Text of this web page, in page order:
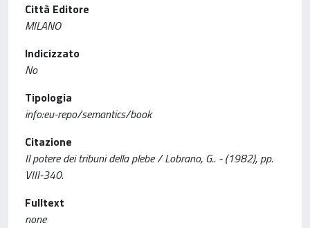
Città Editore
MILANO
Indicizzato
No
Tipologia
info:eu-repo/semantics/book
Citazione
Il potere dei tribuni della plebe / Lobrano, G.. - (1982), pp.
VIII-340.
Fulltext
none